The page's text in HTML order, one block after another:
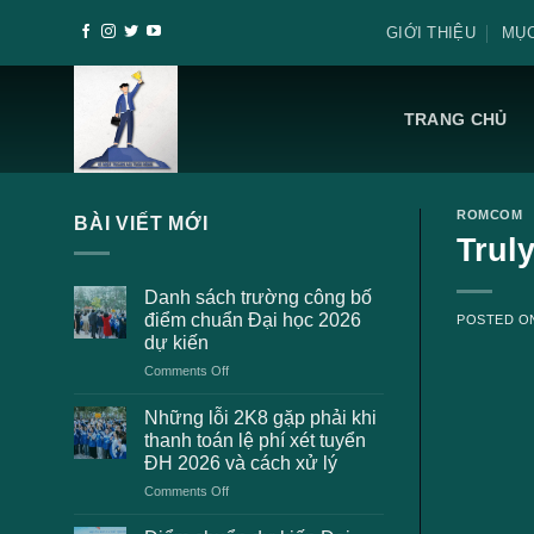
GIỚI THIỆU
TRANG CHỦ
BÀI VIẾT MỚI
Danh sách trường công bố
điểm chuẩn Đại học 2026
dự kiến
Comments Offon
sách
trường
công
bố
điểm
Đại
Những lỗi 2K8 gặp phải khi
thanh toán lệ phí xét tuyển
ĐH 2026 và cách xử lý
Comments Offon
lỗi
ROMCOM
POSTED